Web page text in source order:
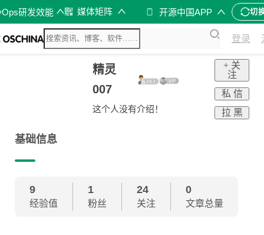
研发效能 媒体矩阵 开源中国APP 切
登录
精灵
007
这个人没有介绍！
+ 关
注
私 信
拉 黑
基础信息
9
经验值
1
粉丝
24
关注
0
文章总量